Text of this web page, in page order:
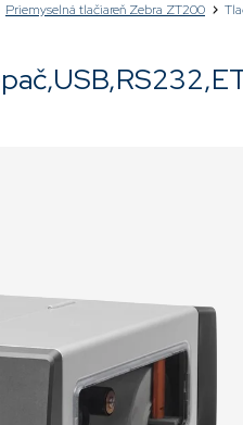
Priemyselná tlačiareň Zebra ZT200